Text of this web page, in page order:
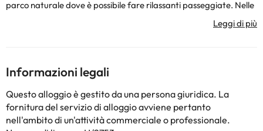
parco naturale dove è possibile fare rilassanti passeggiate. Nelle
vicinanze è possibile trovare negozi e ristoranti. Nelle vicinanze si
trova un porto (6 chilometri) e una fermata dei mezzi pubblici, da
ciascuno, per un totale di 266 case. È climatizzato e offre un
meraviglioso e vasto giardino di 4.300 m², un'elegante hall con
ascensori, una reception aperta 24 ore al giorno, servizio di
cambio valuta, una caffetteria, un piccolo supermercato, negozi
e un bar. Dispone inoltre di ristorante à la carte per non fumatori,
aria condizionata, caffetteria con TV, sala conferenze, postazione
Informazioni legali
Questo alloggio è gestito da una persona giuridica. La
fornitura del servizio di alloggio avviene pertanto
nell'ambito di un'attività commerciale o professionale.